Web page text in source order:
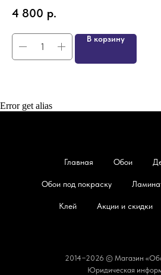
4 800 р.
В корзину
Error get alias
Главная Обои
Обои под покраску
Клей Акции и скидки
2014−2026 © Магазин
Юридическая